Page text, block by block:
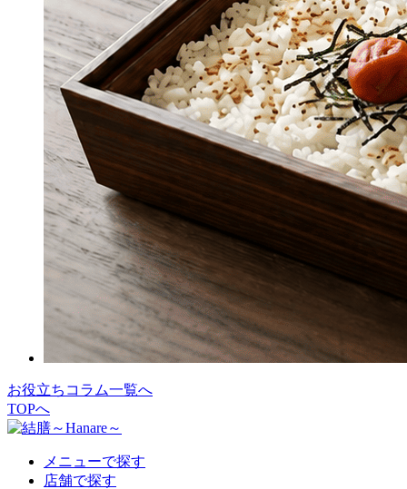
お役立ちコラム一覧へ
TOPへ
メニューで探す
店舗で探す